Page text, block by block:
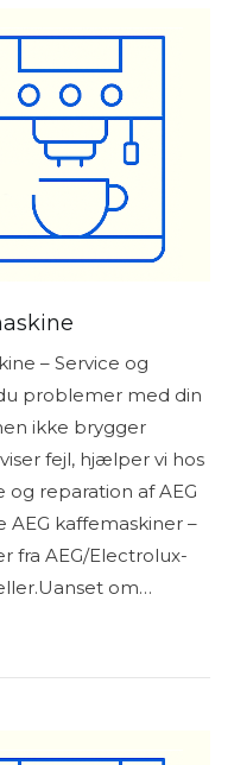
– Service og
problemer med din
ikke brygger
fejl, hjælper vi hos
reparation af AEG
AEG kaffemaskiner –
fra AEG/Electrolux-
om…